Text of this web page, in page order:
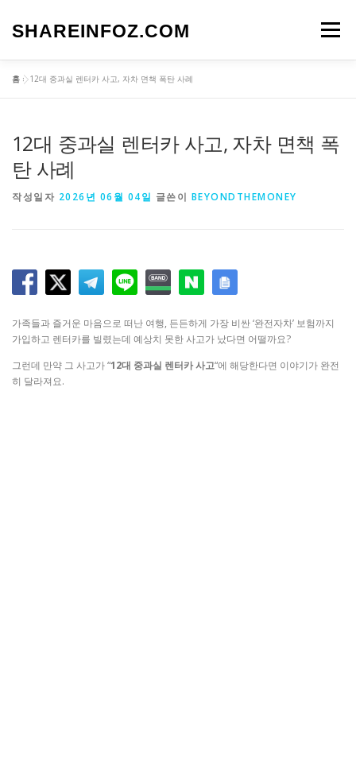
SHAREINFOZ.COM 메뉴
홈 »12대 중과실 렌터카 사고, 자차 면책 폭탄 사례
12대 중과실 렌터카 사고, 자차 면책 폭
탄 사례
작성일자 2026년 06월 04일 글쓴이 BEYONDTHEMONEY
가족들과 즐거운 마음으로 떠난 여행, 든든하게 가장 비싼 ‘완전자차’ 보험까지
가입하고 렌터카를 빌렸는데 예상치 못한 사고가 났다면 어떨까요?
그런데 만약 그 사고가 “12대 중과실 렌터카 사고“에 해당한다면 이야기가 완전
히 달라져요.